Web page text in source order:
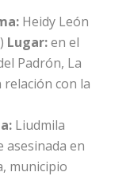
Heidy León
Lugar:en el
Padrón, La
con la
Liudmila
asesinada en
municipio